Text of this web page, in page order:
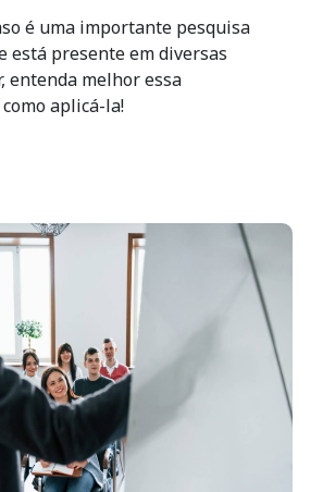
é uma importante pesquisa
está presente em diversas
entenda melhor essa
aplicá-la!